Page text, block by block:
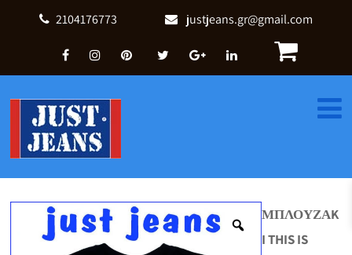
2104176773 justjeans.gr@gmail.com
ΜΠΛΟΥΖΑK
I THIS IS